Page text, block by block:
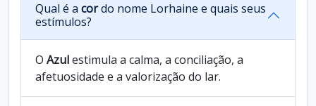
Qual é a cordo nome Lorhaine e quais seus
estímulos?
O Azulestimula a calma, a conciliação, a
afetuosidade e a valorização do lar.